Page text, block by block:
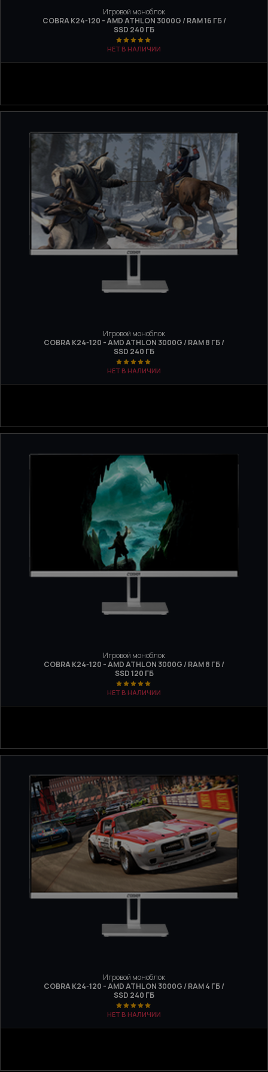
Игровой моноблок
COBRA K24-120 - AMD ATHLON 3000G / RAM 16 ГБ /
SSD 240 ГБ
НЕТ В НАЛИЧИИ
Игровой моноблок
COBRA K24-120 - AMD ATHLON 3000G / RAM 8 ГБ /
SSD 240 ГБ
НЕТ В НАЛИЧИИ
Игровой моноблок
COBRA K24-120 - AMD ATHLON 3000G / RAM 8 ГБ /
SSD 120 ГБ
НЕТ В НАЛИЧИИ
Игровой моноблок
COBRA K24-120 - AMD ATHLON 3000G / RAM 4 ГБ /
SSD 240 ГБ
НЕТ В НАЛИЧИИ